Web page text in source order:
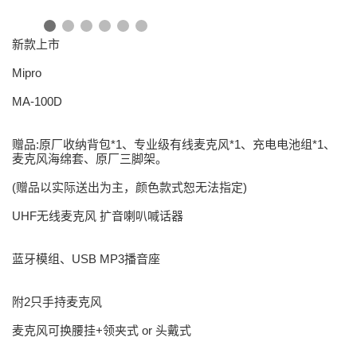
新款上市
Mipro
MA-100D
赠品:原厂收纳背包*1、专业级有线麦克风*1、充电电池组*1、
麦克风海绵套、原厂三脚架。
(赠品以实际送出为主，颜色款式恕无法指定)
UHF无线麦克风 扩音喇叭喊话器
蓝牙模组、USB MP3播音座
附2只手持麦克风
麦克风可换腰挂+领夹式 or 头戴式